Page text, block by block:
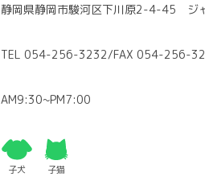
静岡県静岡市駿河区下川原2-4-45 ジ
TEL 054-256-3232/FAX 054-256-
AM9:30~PM7:00
子犬 子猫